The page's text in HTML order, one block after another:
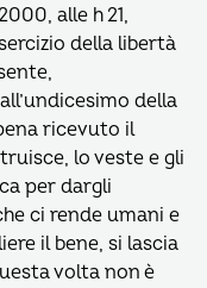
alle h 21,
della libertà
della
ricevuto il
lo veste e gli
per dargli
ci rende umani e
il bene, si lascia
volta non è